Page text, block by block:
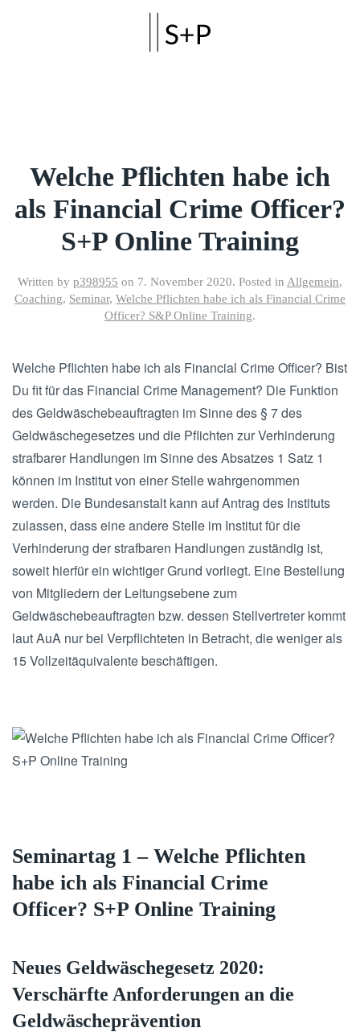
Welche Pflichten habe ich
als Financial Crime Officer?
S+P Online Training
Written by p398955 on 7. November 2020. Posted in Allgemein,
Coaching, Seminar, Welche Pflichten habe ich als Financial Crime
Officer? S&P Online Training.
Welche Pflichten habe ich als Financial Crime Officer? Bist
Du fit für das Financial Crime Management? Die Funktion
des Geldwäschebeauftragten im Sinne des § 7 des
Geldwäschegesetzes und die Pflichten zur Verhinderung
strafbarer Handlungen im Sinne des Absatzes 1 Satz 1
können im Institut von einer Stelle wahrgenommen
werden. Die Bundesanstalt kann auf Antrag des Instituts
zulassen, dass eine andere Stelle im Institut für die
Verhinderung der strafbaren Handlungen zuständig ist,
soweit hierfür ein wichtiger Grund vorliegt. Eine Bestellung
von Mitgliedern der Leitungsebene zum
Geldwäschebeauftragten bzw. dessen Stellvertreter kommt
laut AuA nur bei Verpflichteten in Betracht, die weniger als
15 Vollzeitäquivalente beschäftigen.
Seminartag 1 – Welche Pflichten
habe ich als Financial Crime
Officer? S+P Online Training
Neues Geldwäschegesetz 2020:
Verschärfte Anforderungen an die
Geldwäscheprävention